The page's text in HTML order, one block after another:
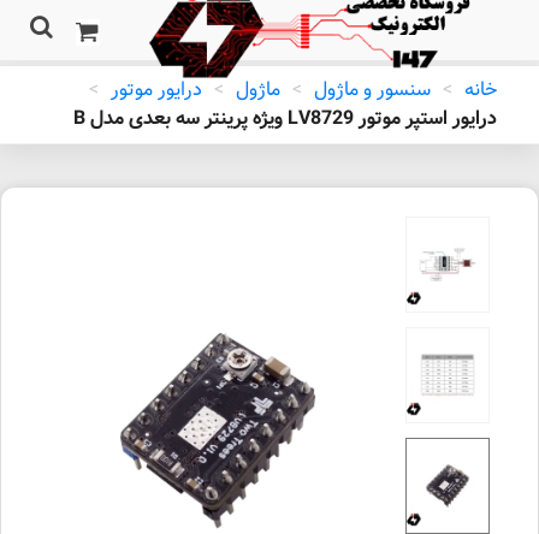
خانه > سنسور و ماژول > ماژول > درایور موتور >
درایور استپر موتور LV8729 ویژه پرینتر سه بعدی مدل B